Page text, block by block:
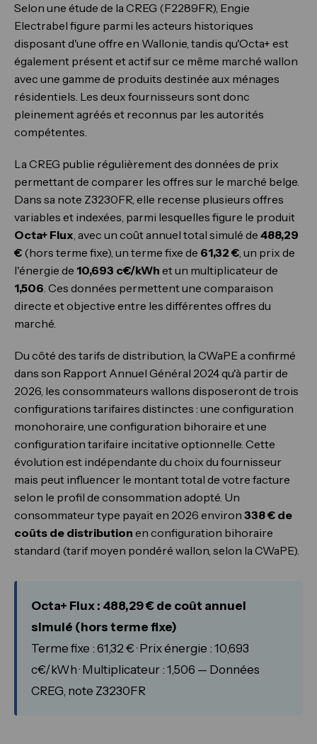
Selon une étude de la CREG (F2289FR), Engie
Electrabel figure parmi les acteurs historiques
disposant d'une offre en Wallonie, tandis qu'Octa+ est
également présent et actif sur ce même marché wallon
avec une gamme de produits destinée aux ménages
résidentiels. Les deux fournisseurs sont donc
pleinement agréés et reconnus par les autorités
compétentes.
La CREG publie régulièrement des données de prix
permettant de comparer les offres sur le marché belge.
Dans sa note Z3230FR, elle recense plusieurs offres
variables et indexées, parmi lesquelles figure le produit
Octa+ Flux, avec un coût annuel total simulé de 488,29
€ (hors terme fixe), un terme fixe de 61,32 €, un prix de
l'énergie de 10,693 c€/kWh et un multiplicateur de
1,506. Ces données permettent une comparaison
directe et objective entre les différentes offres du
marché.
Du côté des tarifs de distribution, la CWaPE a confirmé
dans son Rapport Annuel Général 2024 qu'à partir de
2026, les consommateurs wallons disposeront de trois
configurations tarifaires distinctes : une configuration
monohoraire, une configuration bihoraire et une
configuration tarifaire incitative optionnelle. Cette
évolution est indépendante du choix du fournisseur
mais peut influencer le montant total de votre facture
selon le profil de consommation adopté. Un
consommateur type payait en 2026 environ 338 € de
coûts de distribution en configuration bihoraire
standard (tarif moyen pondéré wallon, selon la CWaPE).
Octa+ Flux : 488,29 € de coût annuel
simulé (hors terme fixe)
Terme fixe : 61,32 € · Prix énergie : 10,693
c€/kWh · Multiplicateur : 1,506 — Données
CREG, note Z3230FR